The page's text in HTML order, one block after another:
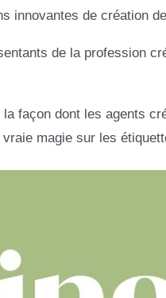
innovantes de création
de la profession
façon dont les agents
magie sur les